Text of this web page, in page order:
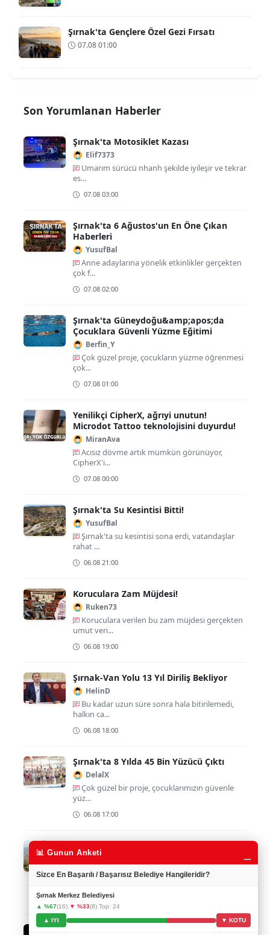
Şırnak'ta Gençlere Özel Gezi Fırsatı
07.08 01:00
Son Yorumlanan Haberler
Şırnak'ta Motosiklet Kazası
Elif7373
Umarım sürücü nhanh şekilde iyileşir ve tekrar
es...
07.08 03:00
Şırnak'ta 6 Ağustos'un En Öne Çıkan
Haberleri
YusufBal
Anne adaylarına yönelik etkinlikler gerçekten
çok f...
07.08 02:00
Şırnak'ta Güneydoğu&amp;apos;da
Çocuklara Güvenli Yüzme Eğitimi
Berfin_Y
Çok güzel proje, çocukların yüzme öğrenmesi
çok...
07.08 01:00
Yenilikçi CipherX, ağrıyi unutun!
Microdot Tattoo teknolojisini duyurdu!
MiranAva
Acısız dövme artık mümkün görünüyor,
CipherX'i...
07.08 00:00
Şırnak'ta Su Kesintisi Bitti!
YusufBal
Şırnak'ta su kesintisi sona erdi, vatandaşlar
rahat ...
06.08 21:00
Koruculara Zam Müjdesi!
Ruken73
Koruculara verilen bu zam müjdesi gerçekten
umut veri...
06.08 19:00
Şırnak-Van Yolu 13 Yıl Diriliş Bekliyor
HelinD
Bu kadar uzun süre sonra hala bitirilemedi,
halkın ca...
06.08 18:00
Şırnak'ta 8 Yılda 45 Bin Yüzücü Çıktı
DelalX
Çok güzel bir proje, çocuklarımızın güvenle
yüz...
06.08 17:00
Ruken73
Eğitimde doğru adımlar atılırsa ülkemizin
gelece�...
06.08 14:00
Muse Code ile kodlama devrimi başlıyor!
📊 Gunun Anketi
Sizce En Başarılı / Başarısız Belediye Hangileridir?
Şırnak Merkez Belediyesi
▲ %67(16)| ▼ %33(8)|Top: 24
▲ IYI ▼ KOTU